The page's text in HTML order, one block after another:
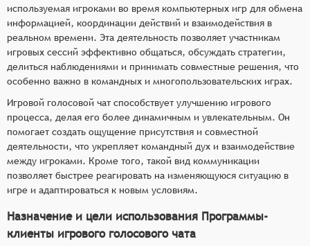
используемая игроками во время компьютерных игр для обмена
информацией, координации действий и взаимодействия в
реальном времени. Эта деятельность позволяет участникам
игровых сессий эффективно общаться, обсуждать стратегии,
делиться наблюдениями и принимать совместные решения, что
особенно важно в командных и многопользовательских играх.
Игровой голосовой чат способствует улучшению игрового
процесса, делая его более динамичным и увлекательным. Он
помогает создать ощущение присутствия и совместной
деятельности, что укрепляет командный дух и взаимодействие
между игроками. Кроме того, такой вид коммуникации
позволяет быстрее реагировать на изменяющуюся ситуацию в
игре и адаптироваться к новым условиям.
Назначение и цели использования Программы-
клиенты игрового голосового чата